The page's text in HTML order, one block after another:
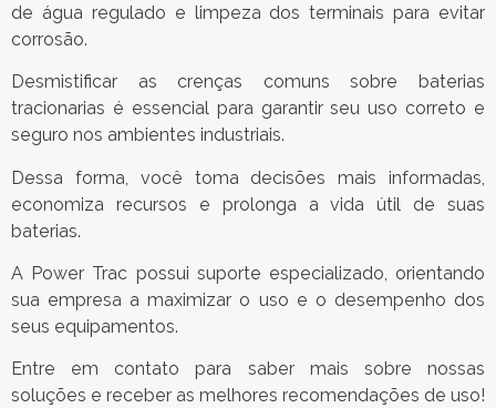
de água regulado e limpeza dos terminais para evitar
corrosão.
Desmistificar as crenças comuns sobre baterias
tracionarias é essencial para garantir seu uso correto e
seguro nos ambientes industriais.
Dessa forma, você toma decisões mais informadas,
economiza recursos e prolonga a vida útil de suas
baterias.
A Power Trac possui suporte especializado, orientando
sua empresa a maximizar o uso e o desempenho dos
seus equipamentos.
Entre em contato para saber mais sobre nossas
soluções e receber as melhores recomendações de uso!